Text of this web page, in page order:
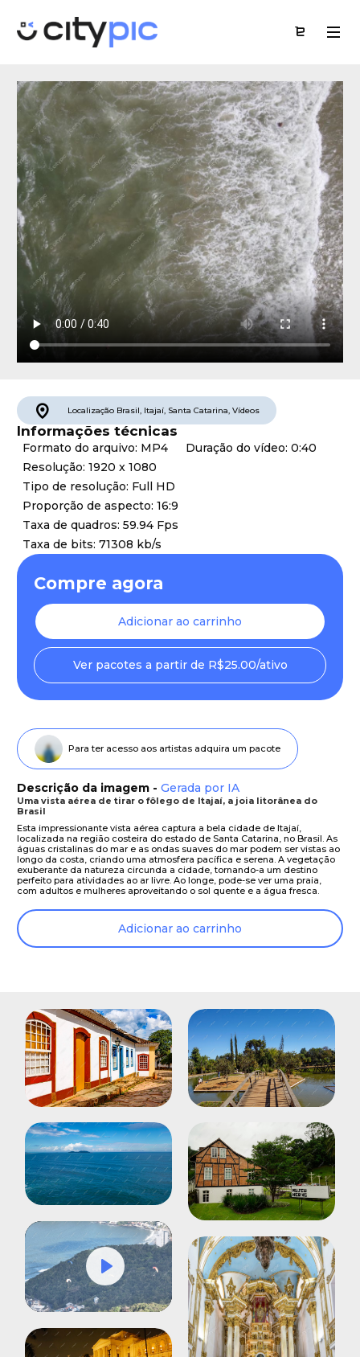
Localização Brasil, Itajaí, Santa Catarina, Vídeos
Informações técnicas
Formato do arquivo: MP4
Resolução: 1920 x 1080
Tipo de resolução: Full HD
Proporção de aspecto: 16:9
Taxa de quadros: 59.94 Fps
Taxa de bits: 71308 kb/s
Duração do vídeo: 0:40
Compre agora
Adicionar ao carrinho
Ver pacotes a partir de R$25.00/ativo
Para ter acesso aos artistas adquira um pacote
Descrição da imagem - Gerada por IA
Uma vista aérea de tirar o fôlego de Itajaí, a joia litorânea do
Brasil
Esta impressionante vista aérea captura a bela cidade de Itajaí,
localizada na região costeira do estado de Santa Catarina, no Brasil. As
águas cristalinas do mar e as ondas suaves do mar podem ser vistas ao
longo da costa, criando uma atmosfera pacífica e serena. A vegetação
exuberante da natureza circunda a cidade, tornando-a um destino
perfeito para atividades ao ar livre. Ao longe, pode-se ver uma praia,
com adultos e mulheres aproveitando o sol quente e a água fresca.
Adicionar ao carrinho
Mute Settings
Play